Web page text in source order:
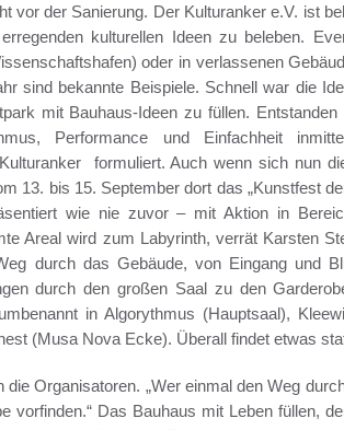
vor der Sanierung. Der Kulturanker e.V. ist
kulturellen Ideen zu beleben.
oder in verlassenen
sind bekannte Beispiele. Schnell war die
mit Bauhaus-Ideen zu füllen.
Performance und Einfachheit
formuliert. Auch wenn sich nun
13. bis 15. September dort das „Kunstfest
wie nie zuvor – mit Aktion in
Areal wird zum Labyrinth, verrät Karsten
durch das Gebäude, von Eingang und
durch den großen Saal zu den
in Algorythmus (Hauptsaal),
(Musa Nova Ecke). Überall findet etwas
die Organisatoren. „Wer einmal den Weg
vorfinden.“ Das Bauhaus mit Leben füllen,